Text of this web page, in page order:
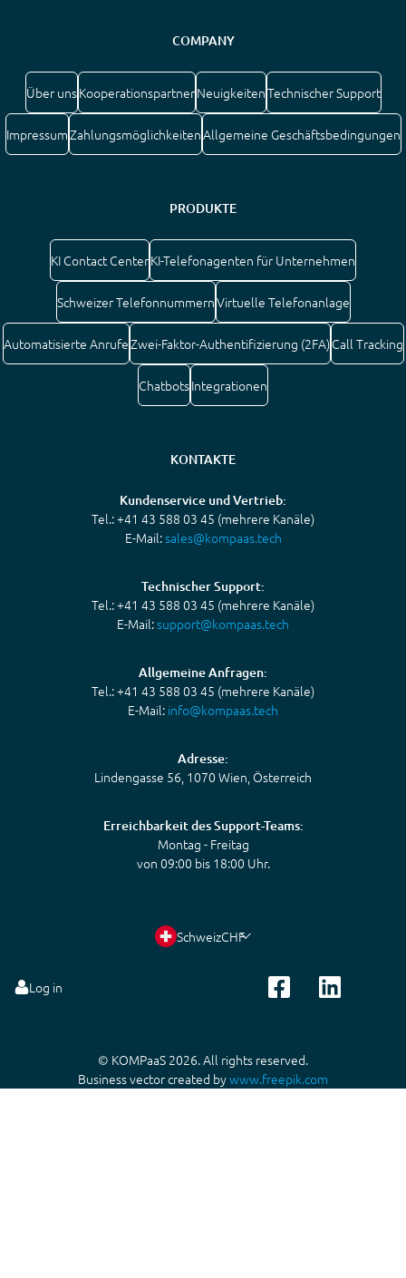
COMPANY
Über unsKooperationspartnerNeuigkeitenTechnischer Support
ImpressumZahlungsmöglichkeitenAllgemeine Geschäftsbedingungen
PRODUKTE
KI Contact CenterKI-Telefonagenten für Unternehmen
Schweizer TelefonnummernVirtuelle Telefonanlage
Automatisierte AnrufeZwei-Faktor-Authentifizierung (2FA)Call Tracking
ChatbotsIntegrationen
KONTAKTE
Kundenservice und Vertrieb:
Tel.: +41 43 588 03 45 (mehrere Kanäle)
E-Mail:sales@kompaas.tech
Technischer Support:
Tel.: +41 43 588 03 45 (mehrere Kanäle)
E-Mail:support@kompaas.tech
Allgemeine Anfragen:
Tel.: +41 43 588 03 45 (mehrere Kanäle)
E-Mail: info@kompaas.tech
Adresse:
Lindengasse 56, 1070 Wien, Österreich
Erreichbarkeit des Support-Teams:
Montag - Freitag
von 09:00 bis 18:00 Uhr.
SchweizCHF
Log in
© KOMPaaS 2026. All rights reserved.
Business vector created bywww.freepik.com